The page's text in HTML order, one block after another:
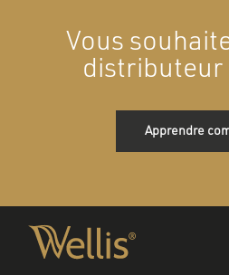
Vous
distributeur
Apprendre